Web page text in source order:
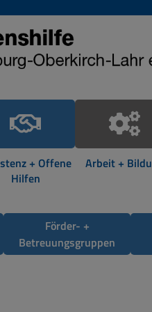
+ Offene
Hilfen
Arbeit +
Förder- +
Betreuungsgruppen